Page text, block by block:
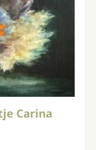
Carina